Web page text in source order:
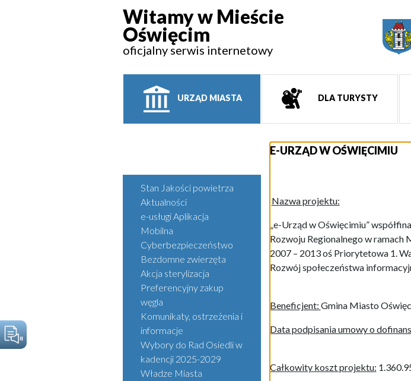
Witamy w Mieście
Oświęcim
oficjalny serwis internetowy
DLA TURYSTY
URZĄD MIASTA
Stan Jakości powietrza
Aktualności
e-usługi Aplikacja
Mobilna
Cyberbezpieczeństwo
Bezdomne zwierzęta
Akcja sterylizacja
Preferencyjny zakup
węgla
Komunikaty, ostrzeżenia i
informacje
Wybory do Rad Osiedli w
kadencji 2025-2029
Władze Miasta
E-URZĄD W OŚWIĘCIMIU
Nazwa projektu:
„e-Urząd w Oświęcimiu”
Rozwoju Regionalnego w ramach
2007 – 2013 oś Priorytetowa 1.
Rozwój społeczeństwa
Beneficjent: Gmina Miasto
Data podpisania umowy o
Całkowity koszt projektu: